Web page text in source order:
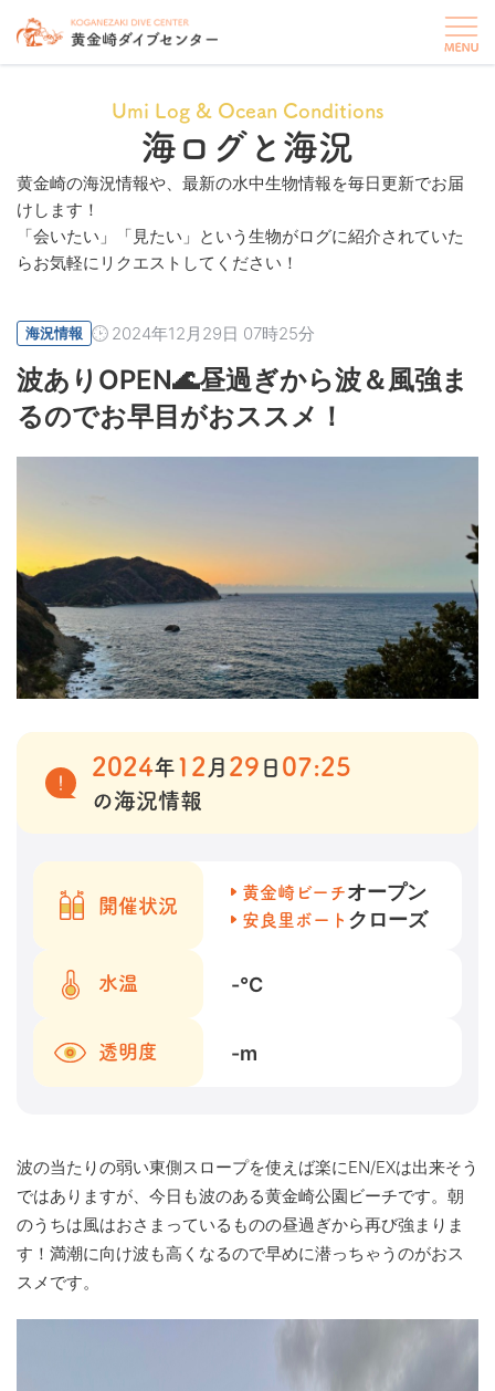
Umi Log & Ocean Conditions
海ログと海況
黄金崎の海況情報や、最新の水中生物情報を毎日更新でお届
けします！
「会いたい」「見たい」という生物がログに紹介されていた
らお気軽にリクエストしてください！
海況情報 2024年12月29日 07時25分
波ありOPEN🌊昼過ぎから波＆風強ま
るのでお早目がおススメ！
2024年 12 月 29 日 07:25
の海況情報
開催状況
黄金崎ビーチオープン
安良里ボート クローズ
水温 -℃
透明度 -m
波の当たりの弱い東側スロープを使えば楽にEN/EXは出来そう
ではありますが、今日も波のある黄金崎公園ビーチです。朝
のうちは風はおさまっているものの昼過ぎから再び強まりま
す！満潮に向け波も高くなるので早めに潜っちゃうのがおス
スメです。